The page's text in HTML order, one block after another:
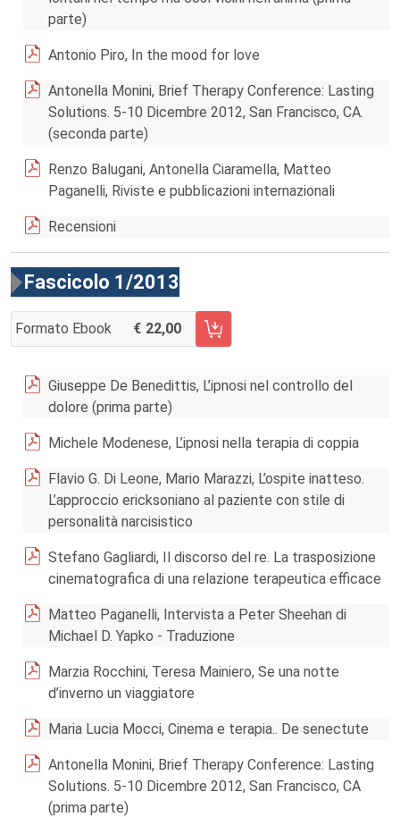
parte)
Antonio Piro, In the mood for love
Antonella Monini, Brief Therapy Conference: Lasting
Solutions. 5-10 Dicembre 2012, San Francisco, CA.
(seconda parte)
Renzo Balugani, Antonella Ciaramella, Matteo
Paganelli, Riviste e pubblicazioni internazionali
Recensioni
Fascicolo 1/2013
Formato Ebook 22,00
AGGIUNGI AL CARRELLO FASCICOLO 1/2013
Giuseppe De Benedittis, L’ipnosi nel controllo del
dolore (prima parte)
Michele Modenese, L’ipnosi nella terapia di coppia
Flavio G. Di Leone, Mario Marazzi, L’ospite inatteso.
L’approccio ericksoniano al paziente con stile di
personalità narcisistico
Stefano Gagliardi, Il discorso del re. La trasposizione
cinematografica di una relazione terapeutica efficace
Matteo Paganelli, Intervista a Peter Sheehan di
Michael D. Yapko - Traduzione
Marzia Rocchini, Teresa Mainiero, Se una notte
d’inverno un viaggiatore
Maria Lucia Mocci, Cinema e terapia.. De senectute
Antonella Monini, Brief Therapy Conference: Lasting
Solutions. 5-10 Dicembre 2012, San Francisco, CA
(prima parte)